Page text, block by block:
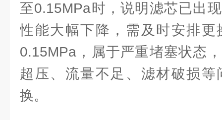
至0.15MPa时，说明滤芯已出
性能大幅下降，需及时安排更
0.15MPa，属于严重堵塞状态
超压、流量不足、滤材破损
换。